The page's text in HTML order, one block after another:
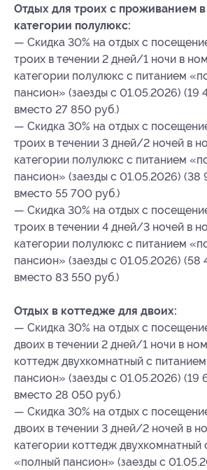
Отдых для троих с проживанием
категории полулюкс:
— Скидка 30% на отдых с
троих в течении 2 дней/1 ночи в
категории полулюкс с питанием
пансион» (заезды с 01.05.2026) (19
вместо 27 850 руб.)
— Скидка 30% на отдых с
троих в течении 3 дней/2 ночей в
категории полулюкс с питанием
пансион» (заезды с 01.05.2026) (38
вместо 55 700 руб.)
— Скидка 30% на отдых с
троих в течении 4 дней/3 ночей в
категории полулюкс с питанием
пансион» (заезды с 01.05.2026) (58
вместо 83 550 руб.)
Отдых в коттедже для двоих:
— Скидка 30% на отдых с
двоих в течении 2 дней/1 ночи в
коттедж двухкомнатный с
пансион» (заезды с 01.05.2026) (19
вместо 28 050 руб.)
— Скидка 30% на отдых с
двоих в течении 3 дней/2 ночей в
категории коттедж двухкомнатный
«полный пансион» (заезды с